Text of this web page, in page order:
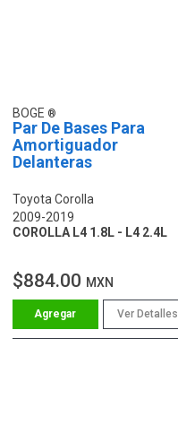
BOGE
Par De Bases Para
Amortiguador
Delanteras
Toyota Corolla
2009-2019
COROLLA L4 1.8L - L4 2.4L
$884.00 MXN
Ver Detalles